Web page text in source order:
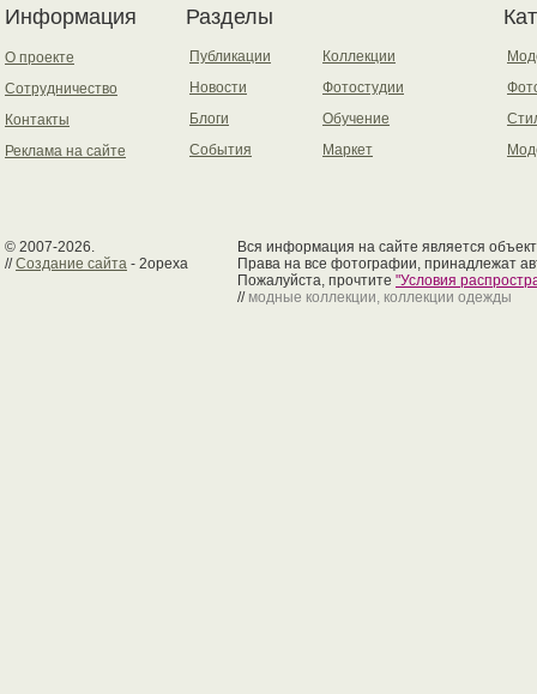
Информация
О проекте
Сотрудничество
Контакты
Реклама на сайте
Разделы
Публикации
Новости
Блоги
События
Коллекции
Фотостудии
Обучение
Маркет
© 2007-2026.
//Создание сайта - 2opexa
Вся информация на сайте является
Права на все фотографии, принадлежат
Пожалуйста, прочтите "Условия
// модные коллекции, коллекции одежды